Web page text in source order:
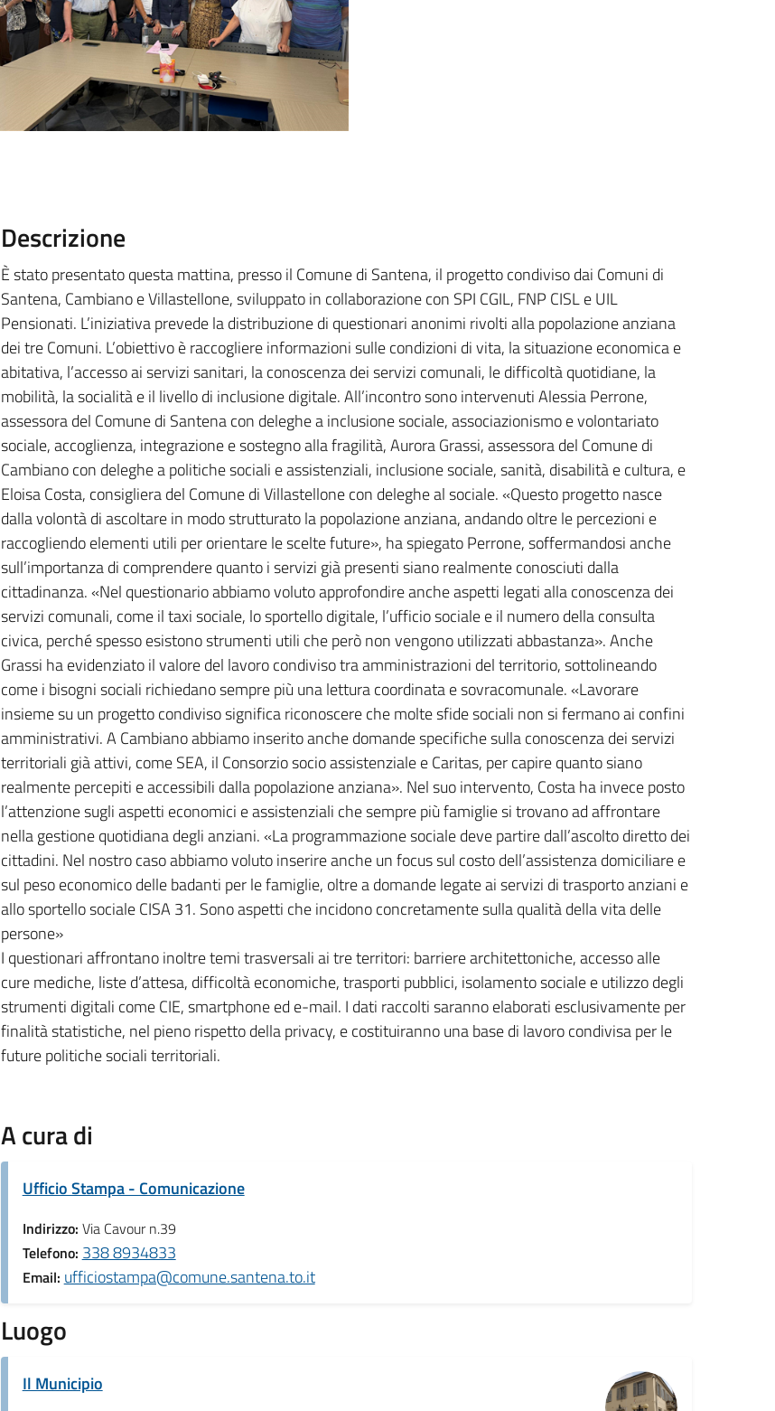
Descrizione
È stato presentato questa mattina, presso il Comune di Santena, il progetto condiviso dai Comuni di
Santena, Cambiano e Villastellone, sviluppato in collaborazione con SPI CGIL, FNP CISL e UIL
Pensionati. L’iniziativa prevede la distribuzione di questionari anonimi rivolti alla popolazione anziana
dei tre Comuni. L’obiettivo è raccogliere informazioni sulle condizioni di vita, la situazione economica e
abitativa, l’accesso ai servizi sanitari, la conoscenza dei servizi comunali, le difficoltà quotidiane, la
mobilità, la socialità e il livello di inclusione digitale. All’incontro sono intervenuti Alessia Perrone,
assessora del Comune di Santena con deleghe a inclusione sociale, associazionismo e volontariato
sociale, accoglienza, integrazione e sostegno alla fragilità, Aurora Grassi, assessora del Comune di
Cambiano con deleghe a politiche sociali e assistenziali, inclusione sociale, sanità, disabilità e cultura, e
Eloisa Costa, consigliera del Comune di Villastellone con deleghe al sociale. «Questo progetto nasce
dalla volontà di ascoltare in modo strutturato la popolazione anziana, andando oltre le percezioni e
raccogliendo elementi utili per orientare le scelte future», ha spiegato Perrone, soffermandosi anche
sull’importanza di comprendere quanto i servizi già presenti siano realmente conosciuti dalla
cittadinanza. «Nel questionario abbiamo voluto approfondire anche aspetti legati alla conoscenza dei
servizi comunali, come il taxi sociale, lo sportello digitale, l’ufficio sociale e il numero della consulta
civica, perché spesso esistono strumenti utili che però non vengono utilizzati abbastanza». Anche
Grassi ha evidenziato il valore del lavoro condiviso tra amministrazioni del territorio, sottolineando
come i bisogni sociali richiedano sempre più una lettura coordinata e sovracomunale. «Lavorare
insieme su un progetto condiviso significa riconoscere che molte sfide sociali non si fermano ai confini
amministrativi. A Cambiano abbiamo inserito anche domande specifiche sulla conoscenza dei servizi
territoriali già attivi, come SEA, il Consorzio socio assistenziale e Caritas, per capire quanto siano
realmente percepiti e accessibili dalla popolazione anziana». Nel suo intervento, Costa ha invece posto
l’attenzione sugli aspetti economici e assistenziali che sempre più famiglie si trovano ad affrontare
nella gestione quotidiana degli anziani. «La programmazione sociale deve partire dall’ascolto diretto dei
cittadini. Nel nostro caso abbiamo voluto inserire anche un focus sul costo dell’assistenza domiciliare e
sul peso economico delle badanti per le famiglie, oltre a domande legate ai servizi di trasporto anziani e
allo sportello sociale CISA 31. Sono aspetti che incidono concretamente sulla qualità della vita delle
persone»
I questionari affrontano inoltre temi trasversali ai tre territori: barriere architettoniche, accesso alle
cure mediche, liste d’attesa, difficoltà economiche, trasporti pubblici, isolamento sociale e utilizzo degli
strumenti digitali come CIE, smartphone ed e-mail. I dati raccolti saranno elaborati esclusivamente per
finalità statistiche, nel pieno rispetto della privacy, e costituiranno una base di lavoro condivisa per le
future politiche sociali territoriali.
A cura di
Ufficio Stampa - Comunicazione
Indirizzo: Via Cavour n.39
Telefono: 338 8934833
Email: ufficiostampa@comune.santena.to.it
Luogo
Il Municipio